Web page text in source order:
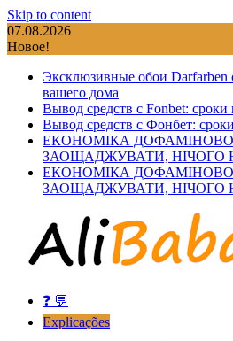
Skip to content
07.08.2026
Новое!
Эксклюзивные обои Darfarben
вашего дома
Вывод средств с Fonbet:
Вывод средств с Фонбет:
ЕКОНОМІКА
ЗАОЩАДЖУВАТИ, НІЧОГО
ЕКОНОМІКА
ЗАОЩАДЖУВАТИ, НІЧОГО
❓ 💬
Explicações